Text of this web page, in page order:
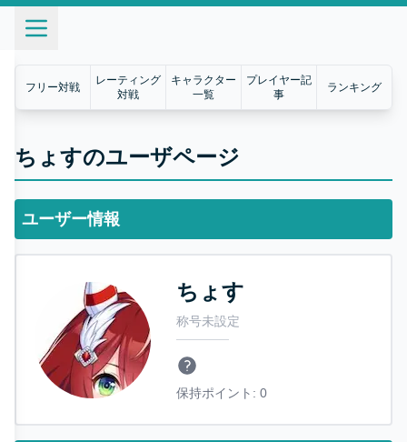
フリー対戦
レーティング
対戦
キャラクター
一覧
プレイヤー記
事
ランキング
ちょすのユーザページ
ユーザー情報
ちょす
称号未設定
保持ポイント: 0